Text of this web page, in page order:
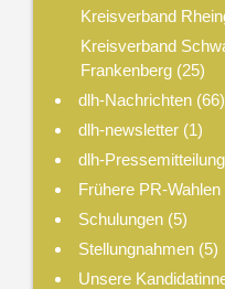
Kreisverband
Kreisverband
Frankenberg(25)
dlh-Nachrichten (66)
dlh-newsletter (1)
dlh-
Frühere PR-Wahlen
Schulungen (5)
Stellungnahmen (5)
Unsere